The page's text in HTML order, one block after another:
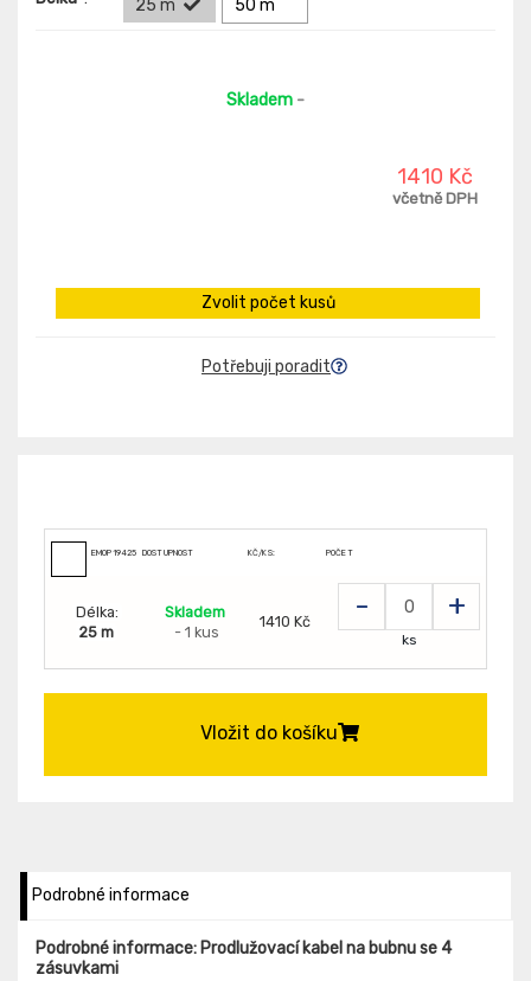
25 m 50 m
Skladem -
1410 Kč
včetně DPH
Zvolit počet kusů
Potřebuji poradit
EMOP19425 DOSTUPNOST KČ/KS: POČET
Délka:
25 m
Skladem
- 1 kus
1410 Kč - +
ks
Vložit do košíku
Podrobné informace
Podrobné informace: Prodlužovací kabel na bubnu se 4
zásuvkami